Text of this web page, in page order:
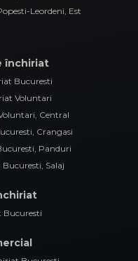
Leordeni, Est
închiriat
Bucuresti
Voluntari
Central
Crangasi
Panduri
Salaj
Bucuresti